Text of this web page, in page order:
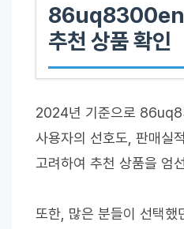
추천 상품 확인
2024년 기준으로
사용자의 선호도, 판매실
고려하여 추천 상품을 엄
또한, 많은 분들이 선택했